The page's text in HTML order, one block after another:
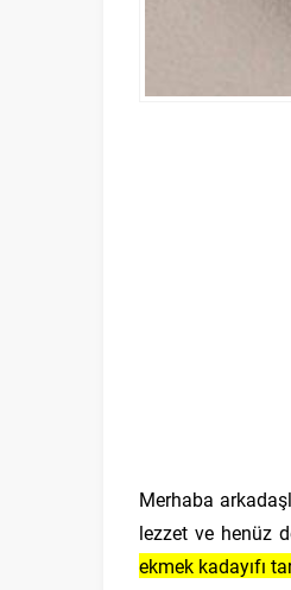
Merhaba
lezzet ve henüz
ekmek kadayıfı